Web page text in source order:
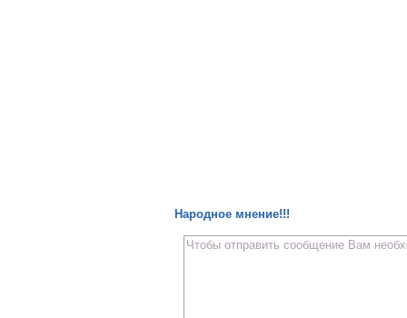
Народное мнение!!!